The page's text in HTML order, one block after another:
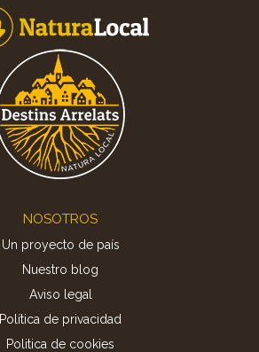
NOSOTROS
Un proyecto de país
Nuestro blog
Aviso legal
Política de privacidad
Politica de cookies